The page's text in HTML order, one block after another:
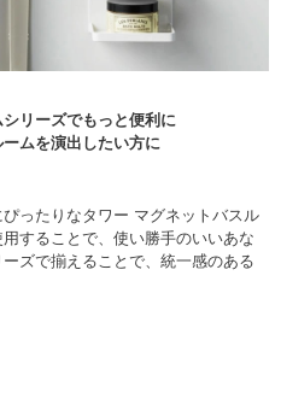
リーズでもっと便利に
ムを演出したい方に
ったりなタワー マグネットバスル
することで、使い勝手のいいあな
ズで揃えることで、統一感のある